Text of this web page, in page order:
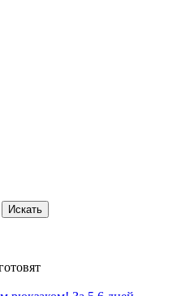
Искать